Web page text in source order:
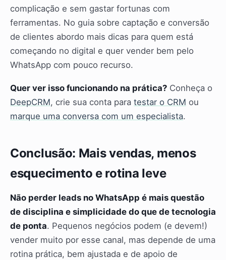
complicação e sem gastar fortunas com
ferramentas. No guia sobre captação e conversão
de clientes abordo mais dicas para quem está
começando no digital e quer vender bem pelo
WhatsApp com pouco recurso.
Quer ver isso funcionando na prática? Conheça o
DeepCRM, crie sua conta para testar o CRM ou
marque uma conversa com um especialista.
Conclusão: Mais vendas, menos
esquecimento e rotina leve
Não perder leads no WhatsApp é mais questão
de disciplina e simplicidade do que de tecnologia
de ponta. Pequenos negócios podem (e devem!)
vender muito por esse canal, mas depende de uma
rotina prática, bem ajustada e de apoio de